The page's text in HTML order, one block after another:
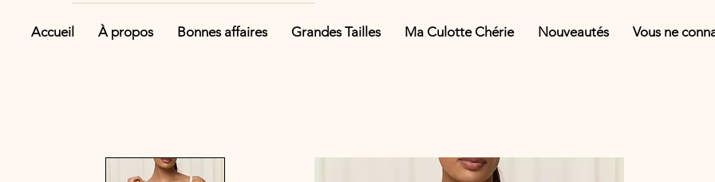
Accueil À propos Bonnes affaires Grandes Tailles Ma Culotte Chérie Nouveautés Vous ne